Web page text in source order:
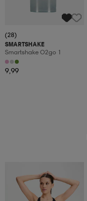
(28)
SMARTSHAKE
Smartshake O2go 1
9,99